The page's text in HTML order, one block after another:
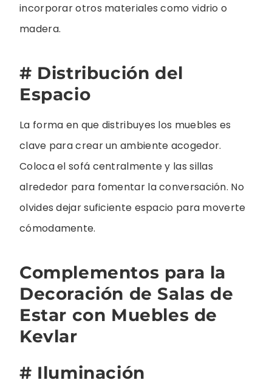
incorporar otros materiales como vidrio o
madera.
# Distribución del
Espacio
La forma en que distribuyes los muebles es
clave para crear un ambiente acogedor.
Coloca el sofá centralmente y las sillas
alrededor para fomentar la conversación. No
olvides dejar suficiente espacio para moverte
cómodamente.
Complementos para la
Decoración de Salas de
Estar con Muebles de
Kevlar
# Iluminación